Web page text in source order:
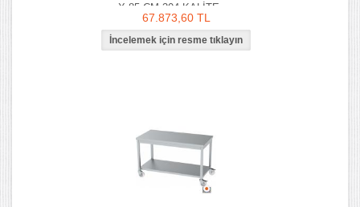
X 85 CM 304 KALİTE
67.873,60 TL